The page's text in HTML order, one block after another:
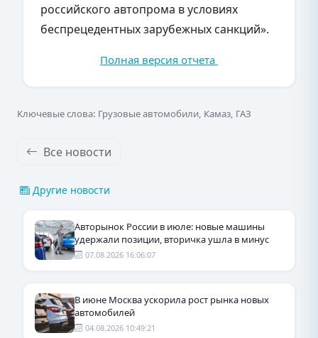
российского автопрома в условиях
беспрецедентных зарубежных санкций».
Полная версия отчета
Ключевые слова: Грузовые автомобили, Камаз, ГАЗ
Все новости
Другие новости
Авторынок России в июле: новые машины
удержали позиции, вторичка ушла в минус
07.08.2026 16:06:07
В июне Москва ускорила рост рынка новых
автомобилей
04.08.2026 10:49:21